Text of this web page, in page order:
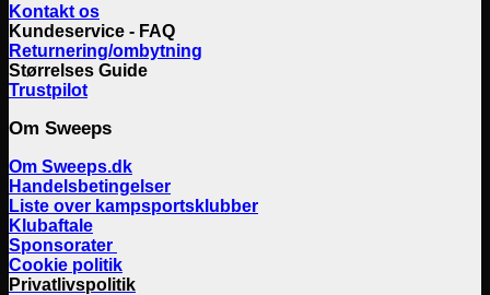
Kontakt os
Kundeservice - FAQ
Returnering/ombytning
Størrelses Guide
Trustpilot
Om Sweeps
Om Sweeps.dk
Handelsbetingelser
Liste over kampsportsklubber
Klubaftale
Sponsorater
Cookie politik
Privatlivspolitik